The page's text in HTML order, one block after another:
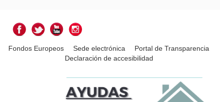
Fondos Europeos Sede electrónica
Portal de Transparencia
Declaración de accesibilidad